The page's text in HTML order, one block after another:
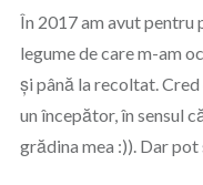
În 2017 am avut pentru
legume de care m-am
și până la recoltat.
un începător, în sensul
grădina mea :)). Dar